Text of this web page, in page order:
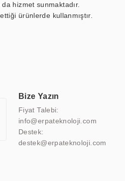
hizmet sunmaktadır.
ürünlerde kullanmıştır.
ekipmanı, uzman kadroları,
Bize Yazın
Fiyat Talebi:
info@erpateknoloji.com
Destek:
destek@erpateknoloji.com